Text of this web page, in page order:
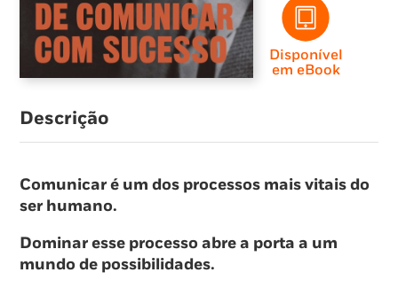
Disponível
em eBook
Descrição
Comunicar é um dos processos mais vitais do
ser humano.
Dominar esse processo abre a porta a um
mundo de possibilidades.